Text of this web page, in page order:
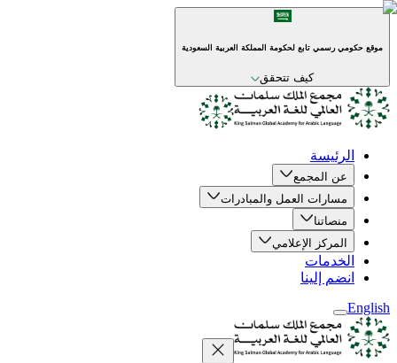
موقع حكومي رسمي تابع لحكومة المملكة العربية السعودية
كيف تتحقق
الرئيسة
عن المجمع
مسارات العمل والمبادرات
منصاتنا
المركز الإعلامي
الخدمات
انضم إلينا
English